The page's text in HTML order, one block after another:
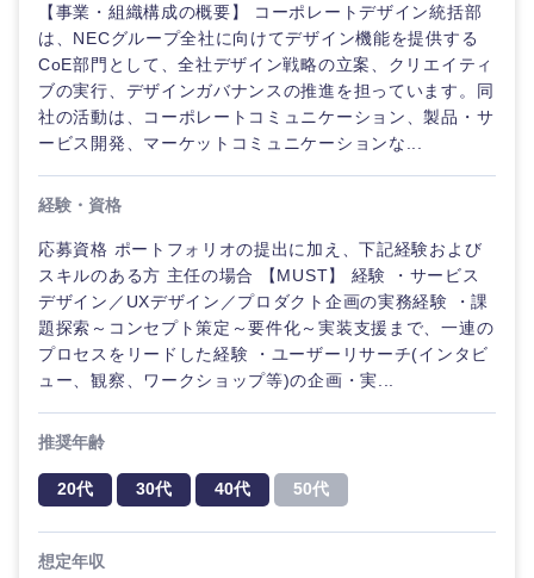
【事業・組織構成の概要】 コーポレートデザイン統括部
は、NECグループ全社に向けてデザイン機能を提供する
CoE部門として、全社デザイン戦略の立案、クリエイティ
ブの実行、デザインガバナンスの推進を担っています。同
社の活動は、コーポレートコミュニケーション、製品・サ
ービス開発、マーケットコミュニケーションな...
経験・資格
応募資格 ポートフォリオの提出に加え、下記経験および
スキルのある方 主任の場合 【MUST】 経験 ・サービス
デザイン／UXデザイン／プロダクト企画の実務経験 ・課
題探索～コンセプト策定～要件化～実装支援まで、一連の
プロセスをリードした経験 ・ユーザーリサーチ(インタビ
ュー、観察、ワークショップ等)の企画・実...
推奨年齢
20代 30代 40代 50代
想定年収